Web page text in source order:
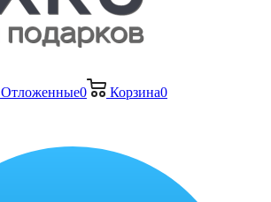
Отложенные0 Корзина0